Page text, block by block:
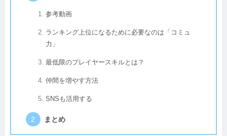
参考動画
ランキング上位になるために必要なのは「コミュ
力」
最低限のプレイヤースキルとは？
仲間を増やす方法
SNSも活用する
まとめ